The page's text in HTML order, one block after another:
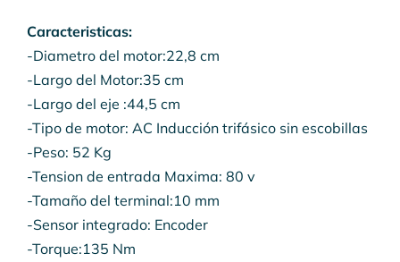
Caracteristicas:
-Diametro del motor:22,8 cm
-Largo del Motor:35 cm
-Largo del eje :44,5 cm
-Tipo de motor: AC Inducción trifásico sin escobillas
-Peso: 52 Kg
-Tension de entrada Maxima: 80 v
-Tamaño del terminal:10 mm
-Sensor integrado: Encoder
-Torque:135 Nm